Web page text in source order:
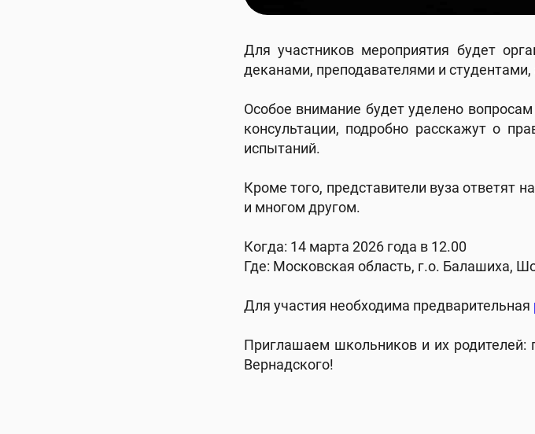
Для участников мероприятия будет
деканами, преподавателями и
Особое внимание будет уделено
консультации, подробно расскажут о
испытаний.
Кроме того, представители вуза ответят
и многом другом.
Когда: 14 марта 2026 года в 12.00
Где: Московская область, г.о. Балашиха,
Для участия необходима предварительная
Приглашаем школьников и их родителей:
Вернадского!